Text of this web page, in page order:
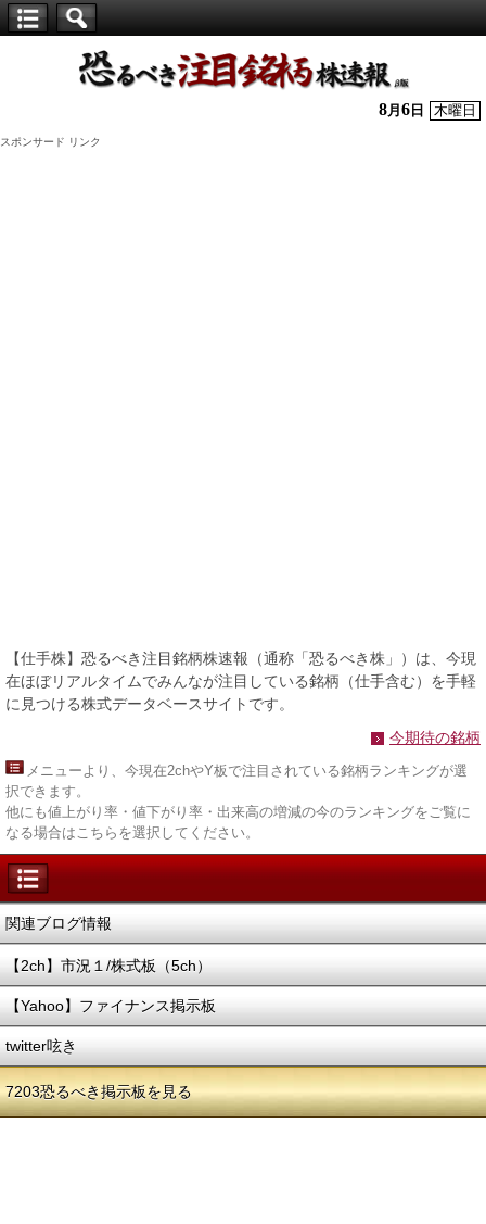
株】
8月 6 日 木曜日
スポンサード リンク
【仕手株】恐るべき注目銘柄株速報（通称「恐るべき株」）は、今現
在ほぼリアルタイムでみんなが注目している銘柄（仕手含む）を手軽
に見つける株式データベースサイトです。
今期待の銘柄
メニューより、今現在2chやY板で注目されている銘柄ランキングが選
択できます。
他にも値上がり率・値下がり率・出来高の増減の今のランキングをご覧に
なる場合はこちらを選択してください。
関連ブログ情報
【2ch】市況１/株式板（5ch）
【Yahoo】ファイナンス掲示板
twitter呟き
7203恐るべき掲示板を見る